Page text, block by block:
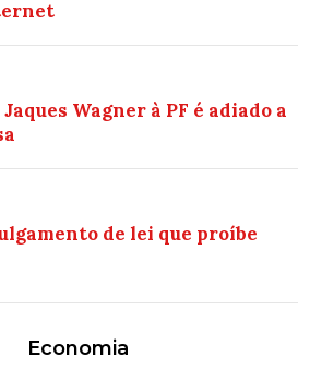
Wagner à PF é adiado a
de lei que proíbe
Economia